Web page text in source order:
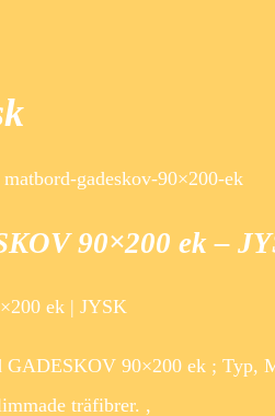
gadeskov-90×200-ek
90×200 ek –
ek | JYSK
GADESKOV 90×200 ek ; Typ,
träfibrer. ,